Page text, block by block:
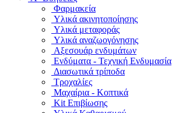
Φαρμακεία
Υλικά ακινητοποίησης
Υλικά μεταφοράς
Υλικά αναζωογόνησης
Αξεσουάρ ενδυμάτων
Ενδύματα - Τεχνική Ενδυμασία
Διασωτικά τρίποδα
Τροχαλίες
Μαχαίρια - Κοπτικά
Kit Επιβίωσης